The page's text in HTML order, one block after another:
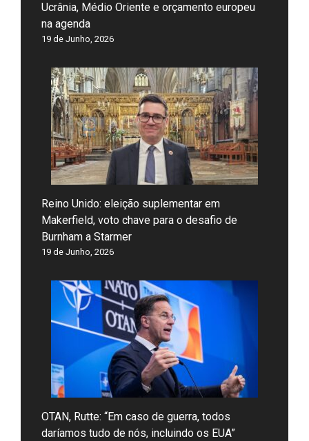
Ucrânia, Médio Oriente e orçamento europeu
na agenda
19 de Junho, 2026
Reino Unido: eleição suplementar em
Makerfield, voto chave para o desafio de
Burnham a Starmer
19 de Junho, 2026
OTAN, Rutte: “Em caso de guerra, todos
daríamos tudo de nós, incluindo os EUA”